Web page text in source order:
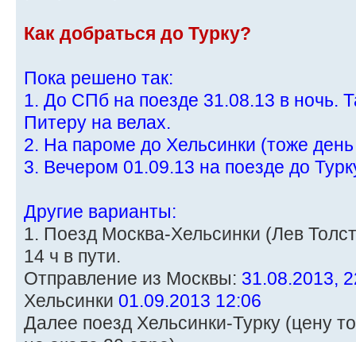
Как добраться до Турку?
Пока решено так:
1. До СПб на поезде 31.08.13 в ночь.
Питеру на велах.
2. На пароме до Хельсинки (тоже
3. Вечером 01.09.13 на поезде до
Другие варианты:
1. Поезд Москва-Хельсинки (Лев
14 ч в пути.
Отправление из Москвы: 31.08.2013,
Хельсинки 01.09.2013 12:06
Далее поезд Хельсинки-Турку (цену